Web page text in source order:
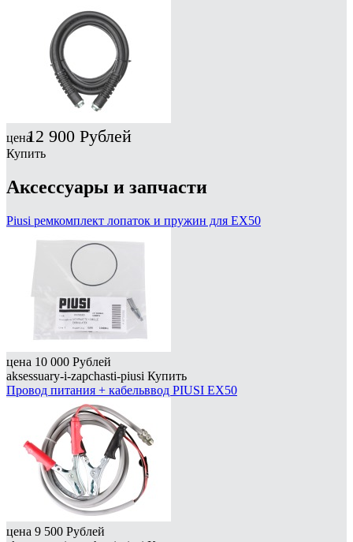
цена12 900 Рублей
Купить
Аксессуары и запчасти
Piusi ремкомплект лопаток и пружин для EX50
цена 10 000 Рублей
aksessuary-i-zapchasti-piusi Купить
Провод питания + кабельввод PIUSI EX50
цена 9 500 Рублей